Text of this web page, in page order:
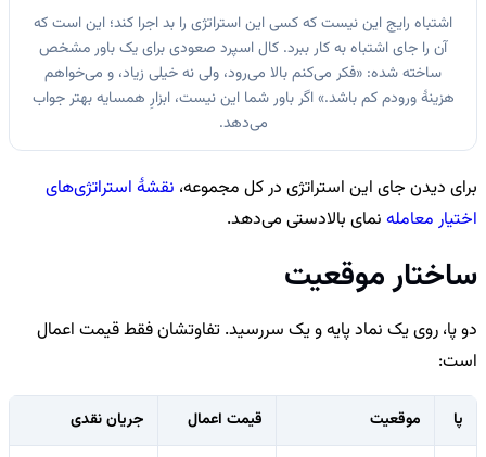
اشتباه رایج این نیست که کسی این استراتژی را بد اجرا کند؛ این است که
آن را جای اشتباه به کار ببرد. کال اسپرد صعودی برای یک باور مشخص
ساخته شده: «فکر می‌کنم بالا می‌رود، ولی نه خیلی زیاد، و می‌خواهم
هزینهٔ ورودم کم باشد.» اگر باور شما این نیست، ابزارِ همسایه بهتر جواب
می‌دهد.
برای دیدن جای این استراتژی در کل مجموعه، نقشهٔ استراتژی‌های
اختیار معامله نمای بالادستی می‌دهد.
ساختار موقعیت
دو پا، روی یک نماد پایه و یک سررسید. تفاوتشان فقط قیمت اعمال
است:
پا موقعیت قیمت اعمال جریان نقدی